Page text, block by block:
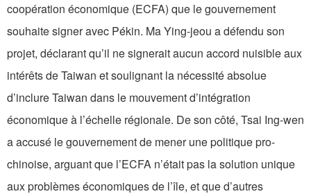
coopération économique (ECFA) que le gouvernement
souhaite signer avec Pékin. Ma Ying-jeou a défendu son
projet, déclarant qu’il ne signerait aucun accord nuisible aux
intérêts de Taiwan et soulignant la nécessité absolue
d’inclure Taiwan dans le mouvement d’intégration
économique à l’échelle régionale. De son côté, Tsai Ing-wen
a accusé le gouvernement de mener une politique pro-
chinoise, arguant que l’ECFA n’était pas la solution unique
aux problèmes économiques de l’île, et que d’autres